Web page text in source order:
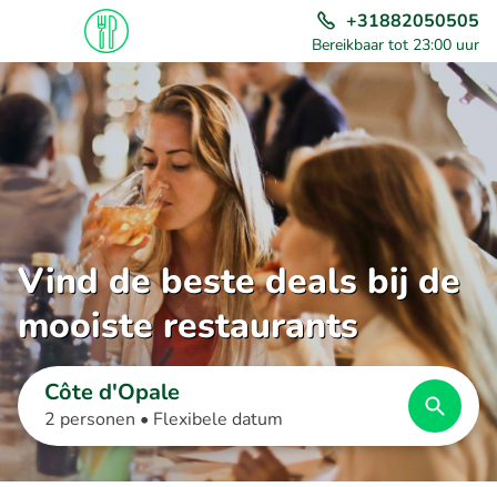
+31882050505
Bereikbaar tot 23:00 uur
Vind de beste deals bij de
mooiste restaurants
Côte d'Opale
2 personen • Flexibele datum